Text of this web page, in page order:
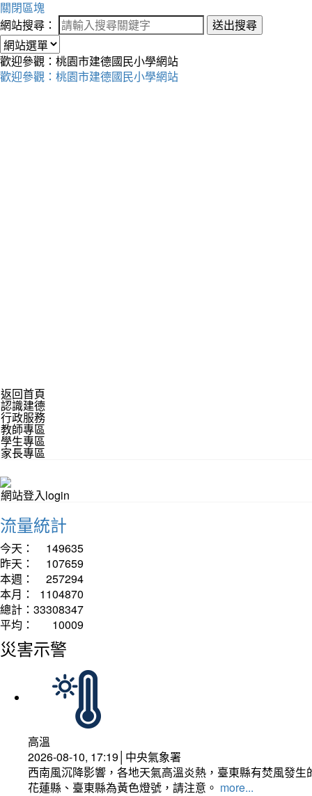
關閉區塊
網站搜尋：
送出搜尋
歡迎參觀：桃園市建德國民小學網站
歡迎參觀：桃園市建德國民小學網站
返回首頁
認識建德
行政服務
教師專區
學生專區
家長專區
網站登入login
流量統計
今天：
149635
昨天：
107659
本週：
257294
本月：
1104870
總計： 33308347
平均：
10009
災害示警
高溫
2026-08-10, 17:19│中央氣象署
西南風沉降影響，各地天氣高溫炎熱，臺東縣有焚風發
花蓮縣、臺東縣為黃色燈號，請注意。 more...